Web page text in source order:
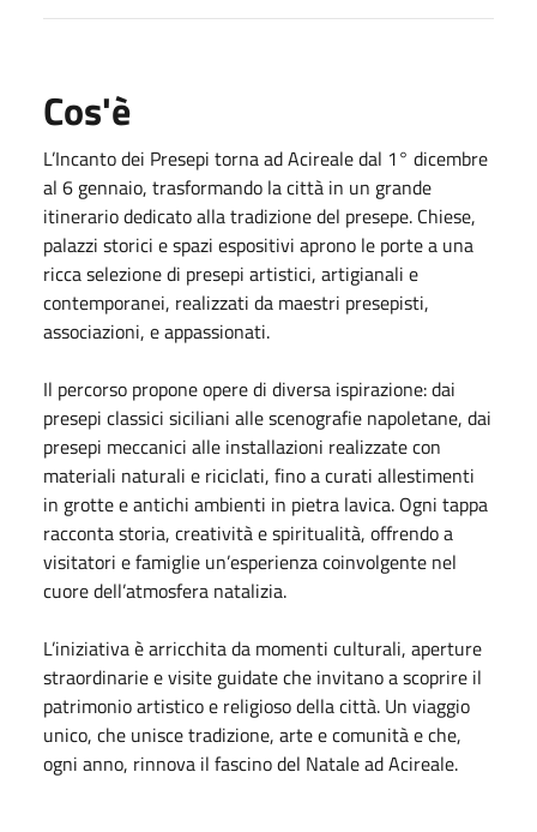
Cos'è
L’Incanto dei Presepi torna ad Acireale dal 1° dicembre
al 6 gennaio, trasformando la città in un grande
itinerario dedicato alla tradizione del presepe. Chiese,
palazzi storici e spazi espositivi aprono le porte a una
ricca selezione di presepi artistici, artigianali e
contemporanei, realizzati da maestri presepisti,
associazioni, e appassionati.
Il percorso propone opere di diversa ispirazione: dai
presepi classici siciliani alle scenografie napoletane, dai
presepi meccanici alle installazioni realizzate con
materiali naturali e riciclati, fino a curati allestimenti
in grotte e antichi ambienti in pietra lavica. Ogni tappa
racconta storia, creatività e spiritualità, offrendo a
visitatori e famiglie un’esperienza coinvolgente nel
cuore dell’atmosfera natalizia.
L’iniziativa è arricchita da momenti culturali, aperture
straordinarie e visite guidate che invitano a scoprire il
patrimonio artistico e religioso della città. Un viaggio
unico, che unisce tradizione, arte e comunità e che,
ogni anno, rinnova il fascino del Natale ad Acireale.